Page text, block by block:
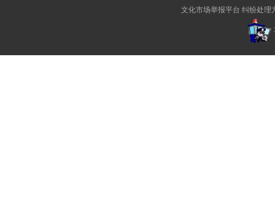
文化市场举报平台 纠纷处理